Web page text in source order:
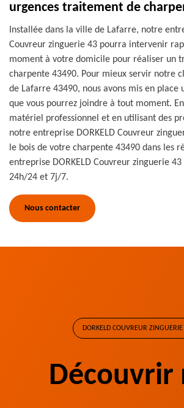
urgences traitement de
Installée dans la ville de Lafarre, notre
Couvreur zinguerie 43 pourra intervenir
moment à votre domicile pour réaliser un
charpente 43490. Pour mieux servir notre
de Lafarre 43490, nous avons mis en place
que vous pourrez joindre à tout moment.
matériel professionnel et en utilisant des
notre entreprise DORKELD Couvreur
le bois de votre charpente 43490 dans les
entreprise DORKELD Couvreur zinguerie
24h/24 et 7j/7.
Nous contacter
DORKELD COUVREUR
Découvrir